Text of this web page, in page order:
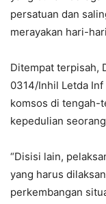
persatuan dan
merayakan hari-
Ditempat terpisah,
0314/Inhil Letda
komsos di tengah-
kepedulian
“Disisi lain,
yang harus
perkembangan